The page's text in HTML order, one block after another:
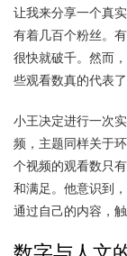
让我来分享一个真
有着几百个粉丝。
很快就破千。然而
些观看数真的代表
小王决定进行一次
频，主题同样关于
个视频的观看数只
和满足。他意识到
通过自己的内容，